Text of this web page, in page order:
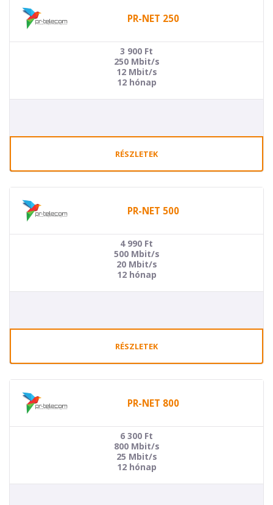
PR-NET 250
3 900 Ft
250 Mbit/s
12 Mbit/s
12 hónap
RÉSZLETEK
PR-NET 500
4 990 Ft
500 Mbit/s
20 Mbit/s
12 hónap
RÉSZLETEK
PR-NET 800
6 300 Ft
800 Mbit/s
25 Mbit/s
12 hónap